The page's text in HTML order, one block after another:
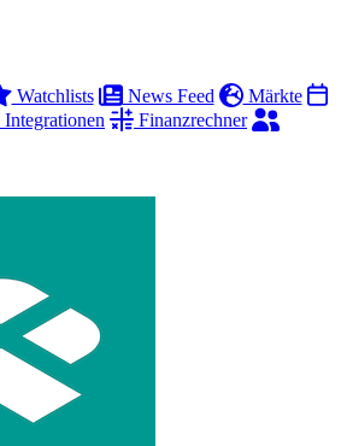
Watchlists News Feed
Märkte
Integrationen
Finanzrechner